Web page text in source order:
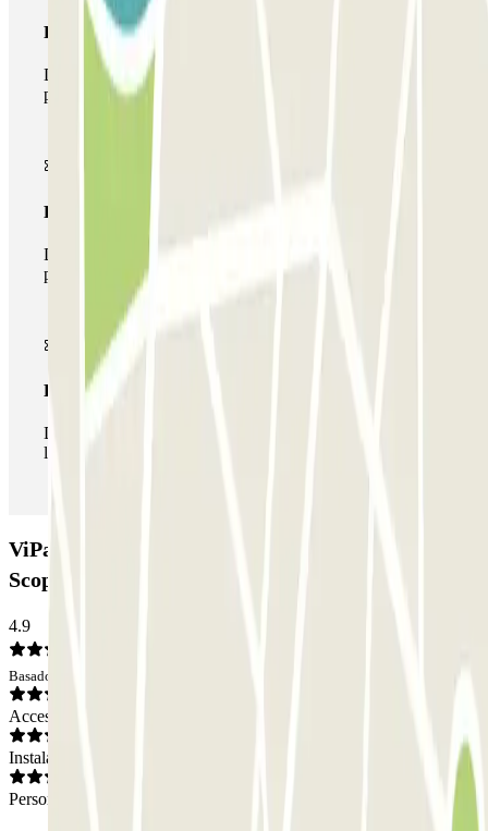
Pase básico
Durante tu estancia podrás entrar y salir una única vez al
parking
Pase multiparking
Durante tu estancia podrás hacer uso de toda la red de
parkings de este operador disponibles en Parclick.
Pase ilimitado
Durante tu estancia podrás entrar y salir del parking todas
las veces que quieras.
ViParking - Shuttle - Stazione Napoli Afragola -
Scoperto: Opiniones
4.9
Basado en 5 opiniones
Acceso
Instalaciones
Personal